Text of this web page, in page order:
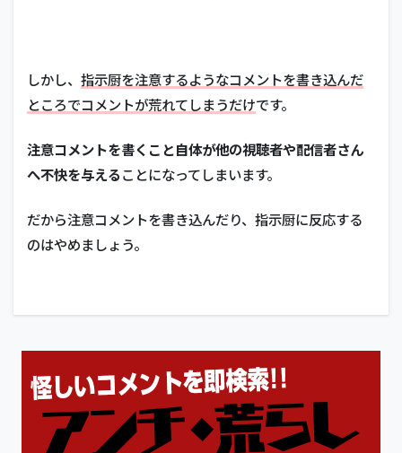
しかし、 指示厨を注意するようなコメントを書き込んだ
ところでコメントが荒れてしまうだけです。
注意コメントを書くこと自体が他の視聴者や配信者さん
へ不快を与えることになってしまいます。
だから注意コメントを書き込んだり、指示厨に反応する
のはやめましょう。